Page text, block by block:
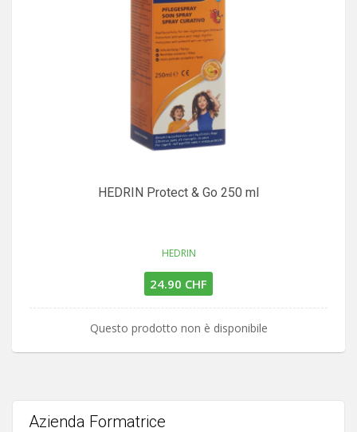
HEDRIN Protect & Go 250 ml
HEDRIN
24.90 CHF
Questo prodotto non è disponibile
Azienda Formatrice